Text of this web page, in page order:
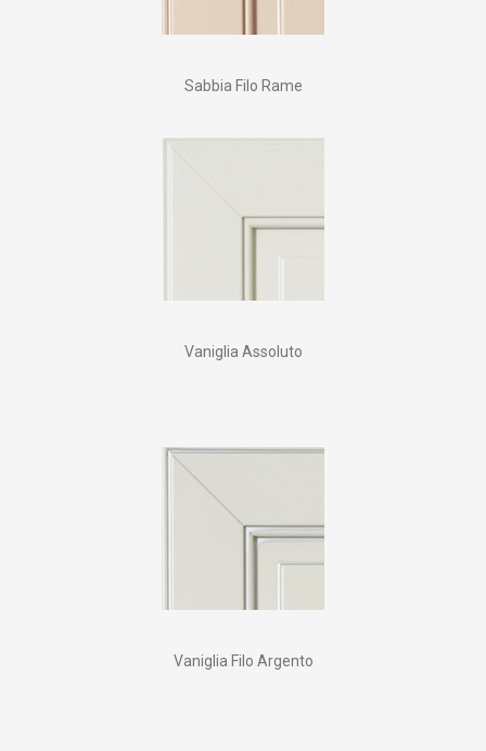
Sabbia Filo Rame
Vaniglia Assoluto
Vaniglia Filo Argento